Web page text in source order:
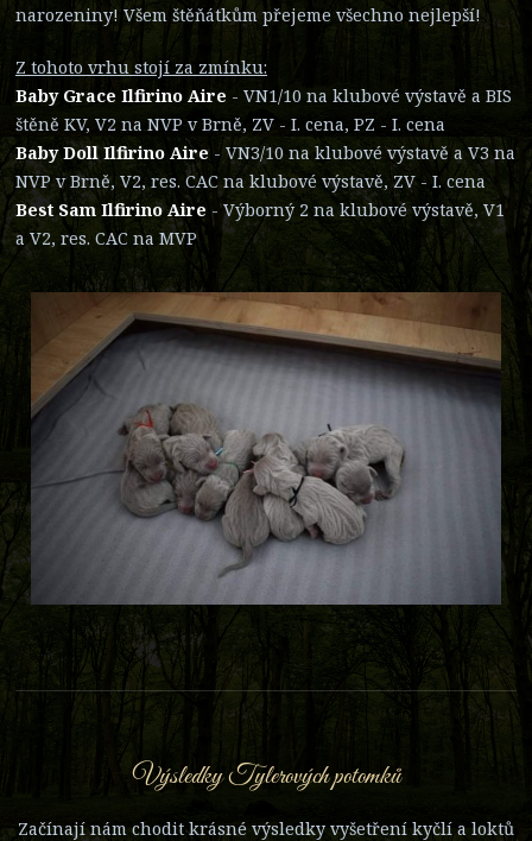
narozeniny! Všem štěňátkům přejeme všechno nejlepší!
Z tohoto vrhu stojí za zmínku:
Baby Grace Ilfirino Aire - VN1/10 na klubové výstavě a BIS
štěně KV, V2 na NVP v Brně, ZV - I. cena, PZ - I. cena
Baby Doll Ilfirino Aire- VN3/10 na klubové výstavě a V3 na
NVP v Brně, V2, res. CAC na klubové výstavě, ZV - I. cena
Best Sam Ilfirino Aire - Výborný 2 na klubové výstavě, V1
a V2, res. CAC na MVP
Výsledky Tylerových potomků
Začínají nám chodit krásné výsledky vyšetření kyčlí a loktů